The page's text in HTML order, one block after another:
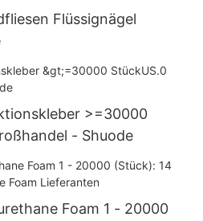
Flüssignägel
>=30000
- Shuode
Foam 1 - 20000